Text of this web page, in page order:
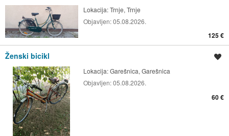
Lokacija:Trnje, Trnje
Objavljen:05.08.2026.
125 €
Ženski bicikl
Lokacija:Garešnica, Garešnica
Objavljen:05.08.2026.
60 €